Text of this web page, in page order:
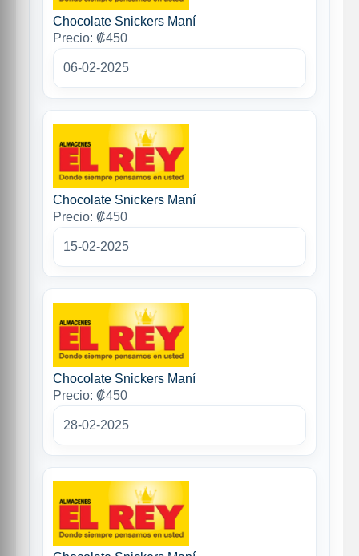
Chocolate Snickers Maní
Precio: ₡450
06-02-2025
Chocolate Snickers Maní
Precio: ₡450
15-02-2025
Chocolate Snickers Maní
Precio: ₡450
28-02-2025